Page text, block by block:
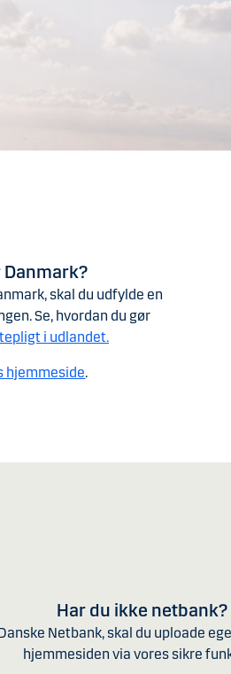
skal du udfylde en
Se, hvordan du gør
i udlandet.
hjemmeside.
Har du ikke netbank?
Netbank, skal du uploade
hjemmesiden via vores sikre